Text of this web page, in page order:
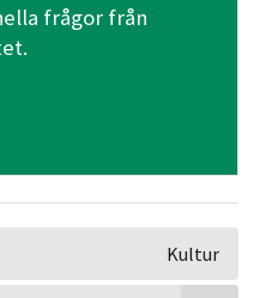
frågor från
Kultur